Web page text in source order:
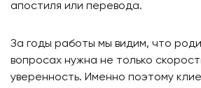
апостиля или перевода.
За годы работы мы видим, что
вопросах нужна не только
уверенность. Именно поэтому